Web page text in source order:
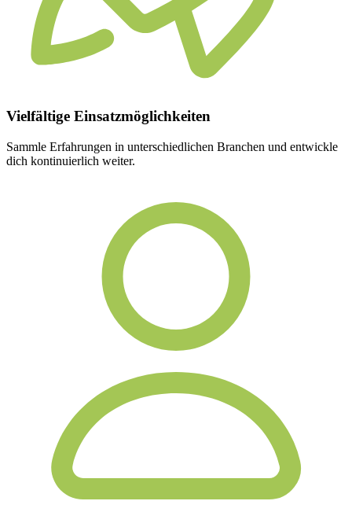
Vielfältige Einsatzmöglichkeiten
Sammle Erfahrungen in unterschiedlichen Branchen und entwickle
dich kontinuierlich weiter.